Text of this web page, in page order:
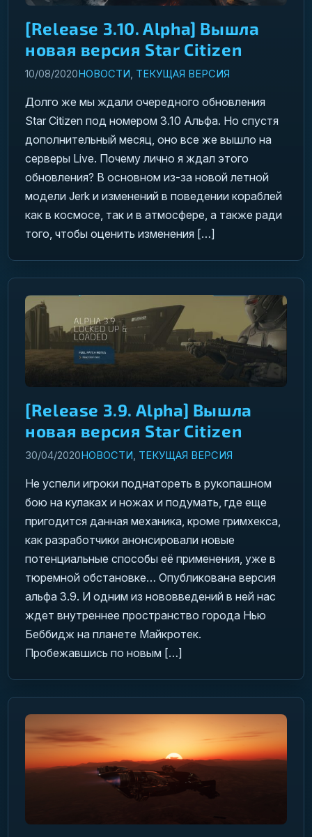
[Release 3.10. Alpha] Вышла
новая версия Star Citizen
10/08/2020 НОВОСТИ, ТЕКУЩАЯ ВЕРСИЯ
Долго же мы ждали очередного обновления
Star Citizen под номером 3.10 Альфа. Но спустя
дополнительный месяц, оно все же вышло на
серверы Live. Почему лично я ждал этого
обновления? В основном из-за новой летной
модели Jerk и изменений в поведении кораблей
как в космосе, так и в атмосфере, а также ради
того, чтобы оценить изменения […]
[Release 3.9. Alpha] Вышла
новая версия Star Citizen
30/04/2020НОВОСТИ, ТЕКУЩАЯ ВЕРСИЯ
Не успели игроки поднатореть в рукопашном
бою на кулаках и ножах и подумать, где еще
пригодится данная механика, кроме гримхекса,
как разработчики анонсировали новые
потенциальные способы её применения, уже в
тюремной обстановке… Опубликована версия
альфа 3.9. И одним из нововведений в ней нас
ждет внутреннее пространство города Нью
Беббидж на планете Майкротек.
Пробежавшись по новым […]